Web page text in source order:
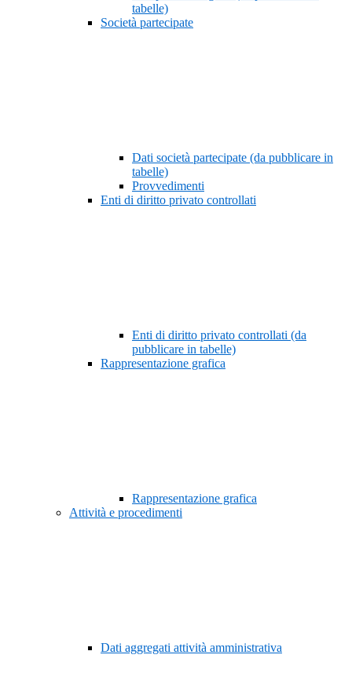
tabelle)
Società partecipate
Dati società partecipate (da pubblicare in
tabelle)
Provvedimenti
Enti di diritto privato controllati
Enti di diritto privato controllati (da
pubblicare in tabelle)
Rappresentazione grafica
Rappresentazione grafica
Attività e procedimenti
Dati aggregati attività amministrativa